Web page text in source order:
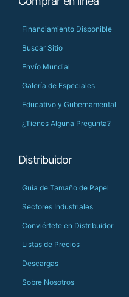
Financiamiento Disponible
Buscar Sitio
Envío Mundial
Galería de Especiales
Educativo y Gubernamental
¿Tienes Alguna Pregunta?
Distribuidor
Guía de Tamaño de Papel
Sectores Industriales
Conviértete en Distribuidor
Listas de Precios
Descargas
Sobre Nosotros